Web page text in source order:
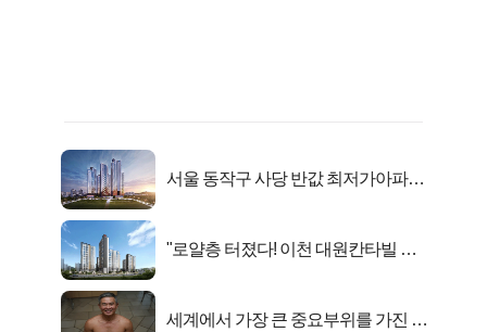
서울 동작구 사당 반값 최저가아파트
"로얄층 터졌다! 이천 대원칸타빌 잔
세계에서 가장 큰 중요부위를 가진 남